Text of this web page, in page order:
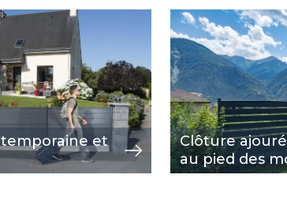
et
Clôture
au pied des
Image
voir